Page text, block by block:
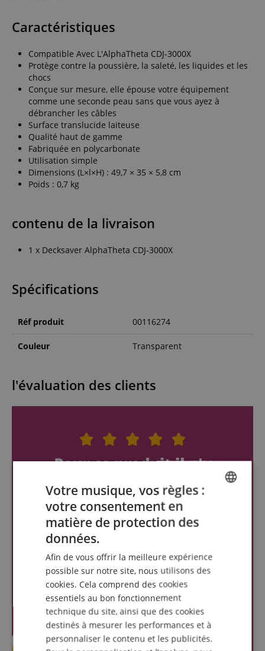
Caractéristiques
Compatible Avec L'AlphaTheta CDJ-3000X
Protège contre la poussière, la saleté, les liquides et les
chocs
Conçue sur mesure, elle épouse votre équipement
comme une seconde peau sans que vous ayez à
débrancher les câbles
Surface translucide laiteuse
Qualité haut de gamme
Fabriquée en polycarbonate
Utilisation simple
Dimensions (L×l×H) : 49,7 × 35 × 5,8 cm
Poids : 0,7 kg
contenu de la livraison
1 x Decksaver AlphaTheta CDJ-3000X
Spécifications
Réf produit 00116274
Couleur Transparent
l'évaluation des clients
FRENCH
SPANISH
Votre musique, vos règles :
votre consentement en
matière de protection des
données.
Afin de vous offrir la meilleure expérience
possible sur notre site, nous utilisons des
cookies. Cela comprend des cookies
essentiels au bon fonctionnement
technique du site, ainsi que des cookies
destinés à mesurer les performances et à
personnaliser le contenu et les publicités.